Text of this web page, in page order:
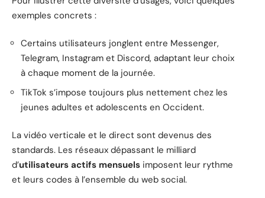
exemples concrets :
Certains utilisateurs jonglent entre Messenger,
Telegram, Instagram et Discord, adaptant leur choix
à chaque moment de la journée.
TikTok s’impose toujours plus nettement chez les
jeunes adultes et adolescents en Occident.
La vidéo verticale et le direct sont devenus des
standards. Les réseaux dépassant le milliard
d’utilisateurs actifs mensuels imposent leur rythme
et leurs codes à l’ensemble du web social.